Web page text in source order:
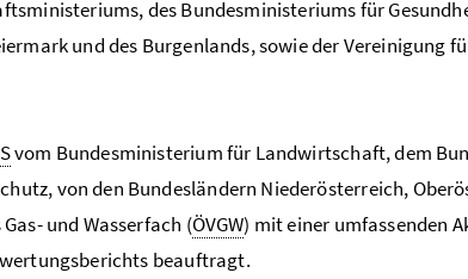
, des Bundesministeriums für
und des Burgenlands, sowie der Vereinigung
vom Bundesministerium für Landwirtschaft, dem
von den Bundesländern Niederösterreich,
und Wasserfach (ÖVGW) mit einer umfassenden
beauftragt.